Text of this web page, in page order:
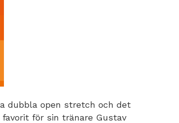
dubbla open stretch och det
för sin tränare Gustav